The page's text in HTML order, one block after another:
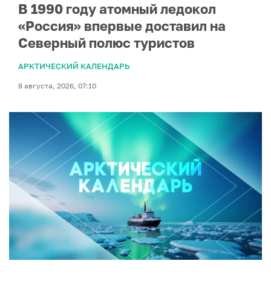
В 1990 году атомный ледокол
«Россия» впервые доставил на
Северный полюс туристов
АРКТИЧЕСКИЙ КАЛЕНДАРЬ
8 августа, 2026, 07:10